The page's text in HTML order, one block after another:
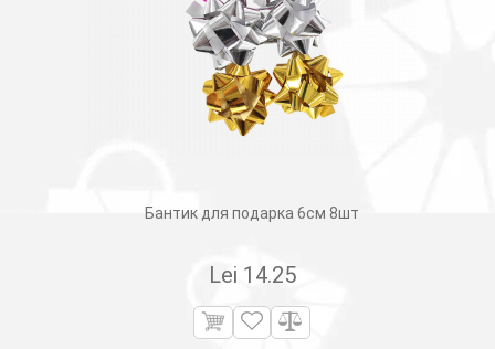
Бантик для подарка 6см 8шт
Lei 14.25